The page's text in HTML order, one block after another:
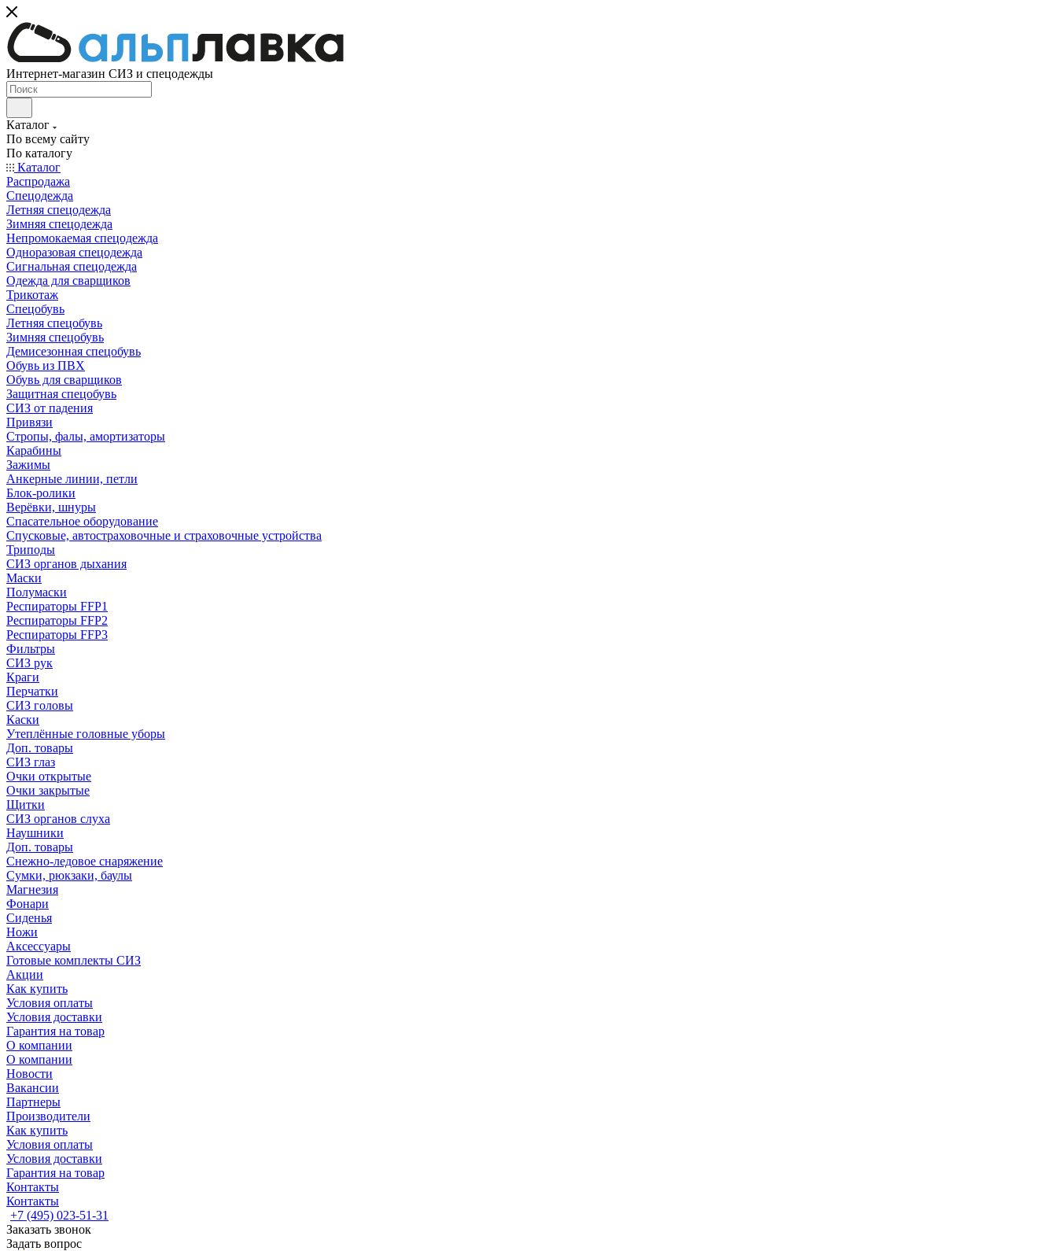
Интернет-магазин СИЗ и спецодежды
Каталог
По всему сайту
По каталогу
Каталог
Распродажа
Спецодежда
Летняя спецодежда
Зимняя спецодежда
Непромокаемая спецодежда
Одноразовая спецодежда
Сигнальная спецодежда
Одежда для сварщиков
Трикотаж
Спецобувь
Летняя спецобувь
Зимняя спецобувь
Демисезонная спецобувь
Обувь из ПВХ
Обувь для сварщиков
Защитная спецобувь
СИЗ от падения
Привязи
Стропы, фалы, амортизаторы
Карабины
Зажимы
Анкерные линии, петли
Блок-ролики
Верёвки, шнуры
Спасательное оборудование
Спусковые, автостраховочные и страховочные устройства
Триподы
СИЗ органов дыхания
Маски
Полумаски
Респираторы FFP1
Респираторы FFP2
Респираторы FFP3
Фильтры
СИЗ рук
Краги
Перчатки
СИЗ головы
Каски
Утеплённые головные уборы
Доп. товары
СИЗ глаз
Очки открытые
Очки закрытые
Щитки
СИЗ органов слуха
Наушники
Доп. товары
Снежно-ледовое снаряжение
Сумки, рюкзаки, баулы
Магнезия
Фонари
Сиденья
Ножи
Аксессуары
Готовые комплекты СИЗ
Акции
Как купить
Условия оплаты
Условия доставки
Гарантия на товар
О компании
О компании
Новости
Вакансии
Партнеры
Производители
Как купить
Условия оплаты
Условия доставки
Гарантия на товар
Контакты
Контакты
+7 (495) 023-51-31
Заказать звонок
Задать вопрос